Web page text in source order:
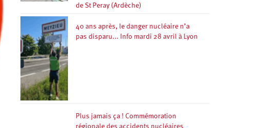
de St Peray (Ardèche)
40 ans après, le danger nucléaire n’a
pas disparu... Info mardi 28 avril à Lyon
Plus jamais ça ! Commémoration
régionale des accidents nucléaires